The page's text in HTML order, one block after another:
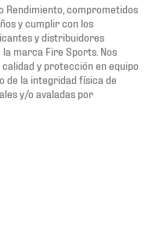
Rendimiento, comprometidos
y cumplir con los
y distribuidores
marca Fire Sports. Nos
y protección en equipo
de la integridad física de
y/o avaladas por